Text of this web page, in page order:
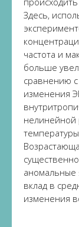
Здесь,
частота и
больше
сравнению
изменения
нелинейной
аномальные
вклад в
изменения